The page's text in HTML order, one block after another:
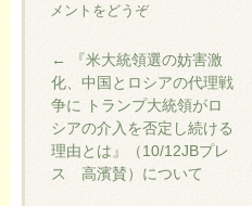
メントをどうぞ
←
『米大統領選の妨害激
化、中国とロシアの代理戦
争に トランプ大統領がロ
シアの介入を否定し続ける
理由とは』（10/12JBプレ
ス 高濱賛）について